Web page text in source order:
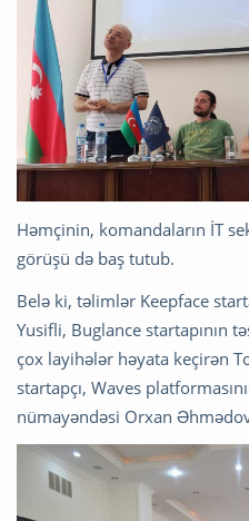
Həmçinin, komandaların İT
görüşü də baş tutub.
Belə ki, təlimlər Keepface
Yusifli, Buglance startapının
çox layihələr həyata keçirən
startapçı, Waves
nümayəndəsi Orxan